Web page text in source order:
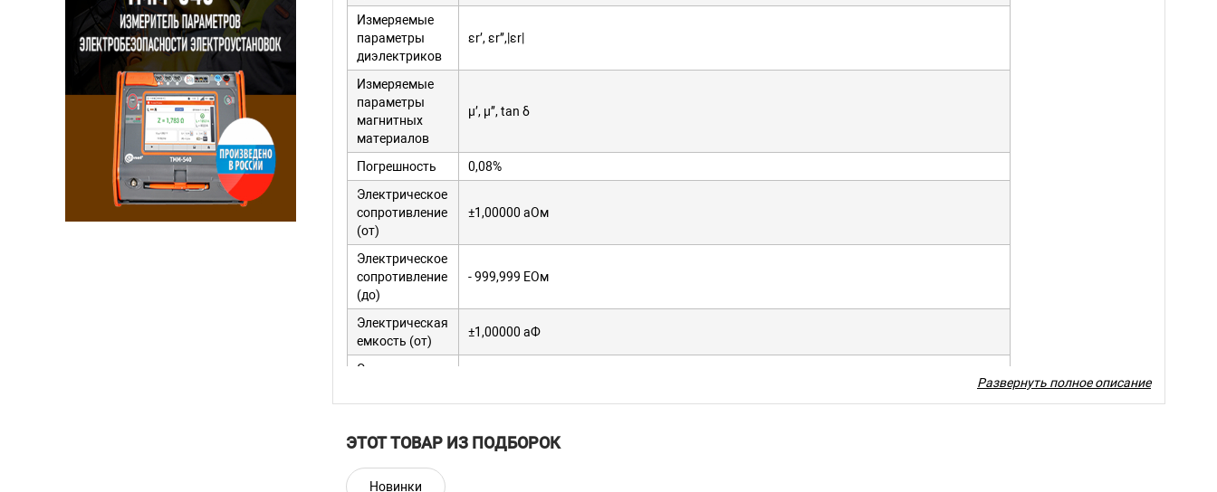
Измеряемые
параметры
диэлектриков
εr’, εr’’,|εr|
Измеряемые
параметры
магнитных
материалов
μ’, μ’’, tan δ
Погрешность
0,08%
Электрическое
сопротивление
(от)
±1,00000 аОм
Электрическое
сопротивление
(до)
- 999,999 ЕОм
Электрическая
емкость (от)
±1,00000 аФ
Электрическая
(от)
(до)
Развернуть полное описание
ЭТОТ ТОВАР ИЗ ПОДБОРОК
Новинки